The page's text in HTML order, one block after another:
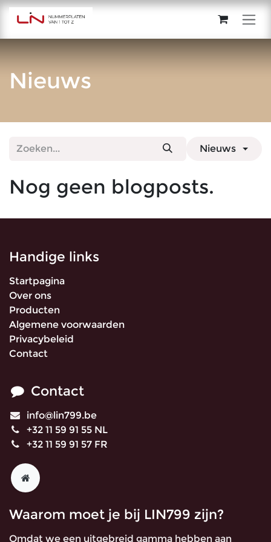
Overslaan naar inhoud
Nieuws
Nieuws
Nog geen blogposts.
Handige links
Startpagina
Over ons
Producten
Algemene voorwaarden
Privacybeleid
Contact
Contact
info@lin799.be
+32 11 59 91 55 NL
+32 11 59 91 57 FR
Waarom moet je bij LIN799 zijn?
Omdat we een uitgebreid gamma hebben aan